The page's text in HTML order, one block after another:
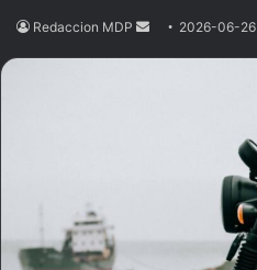
Redaccion MDP
Send2026-06-26